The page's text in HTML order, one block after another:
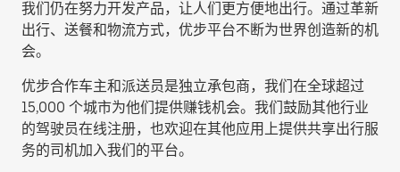
我们仍在努力开发产品，让人们更方便地出行。通过革新
出行、送餐和物流方式，优步平台不断为世界创造新的机
会。
优步合作车主和派送员是独立承包商，我们在全球超过
15,000 个城市为他们提供赚钱机会。我们鼓励其他行业
的驾驶员在线注册，也欢迎在其他应用上提供共享出行服
务的司机加入我们的平台。